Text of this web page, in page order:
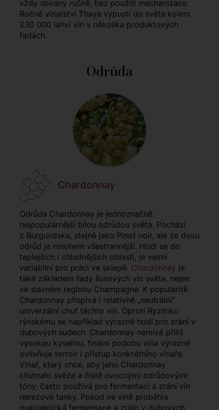
vždy sbírány ručně, bez použití mechanizace.
Ročně vinařství Thaya vypustí do světa kolem
230 000 lahví vín v několika produktových
řadách.
Odrůda
Chardonnay
Odrůda Chardonnay je jednoznačně
nejpopulárnější bílou odrůdou světa. Pochází
z Burgundska, stejně jako Pinot noir, ale ze dvou
odrůd je mnohem všestrannější. Hodí se do
teplejších i chladnějších oblastí, je velmi
variabilní pro práci ve sklepě. Chardonnay je
také základem řady šumivých vín světa, nejen
ve slavném regionu Champagne. K popularitě
Chardonnay přispívá i relativně „neutrální“
univerzální chuť těchto vín. Oproti Ryzlinku
rýnskému se například výrazně hodí pro zrání v
dubových sudech. Chardonnay nemívá příliš
vysokou kyselinu, finální podobu vína výrazně
ovlivňuje terroir i přístup konkrétního vinaře.
Vinař, který chce, aby jeho Chardonnay
chutnalo svěže a čistě ovocnými odrůdovými
tóny, často používá pro fermentaci a zrání vín
nerezové tanky. Pokud ve víně proběhla
malolaktická fermentace a zrálo v dubových